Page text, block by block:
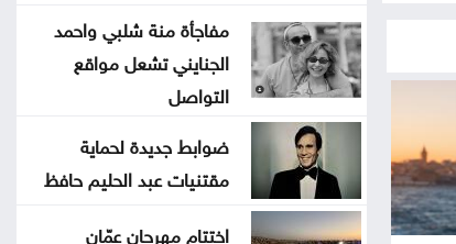
مفاجأة منة شلبي واحمد
الجنايني تشعل مواقع
التواصل
ضوابط جديدة لحماية
مقتنيات عبد الحليم حافظ
اختتام مهرجان عمّان